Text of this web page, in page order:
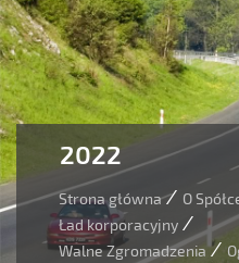
2022
Strona główna/ O
Ład korporacyjny /
Walne Zgromadzenia /